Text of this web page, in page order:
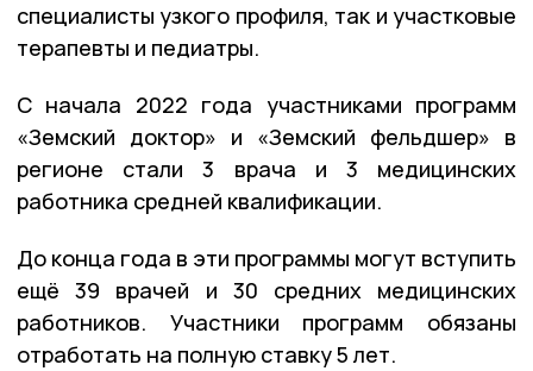
специалисты узкого профиля, так и участковые
терапевты и педиатры.
С начала 2022 года участниками программ
«Земский доктор» и «Земский фельдшер» в
регионе стали 3 врача и 3 медицинских
работника средней квалификации.
До конца года в эти программы могут вступить
ещё 39 врачей и 30 средних медицинских
работников. Участники программ обязаны
отработать на полную ставку 5 лет.